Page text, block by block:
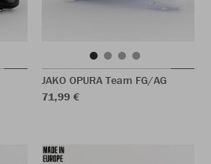
JAKO OPURA Team FG/AG
71,99 €